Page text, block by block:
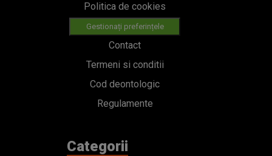
Politica de cookies
Gestionați preferințele
Contact
Termeni si conditii
Cod deontologic
Regulamente
Categorii